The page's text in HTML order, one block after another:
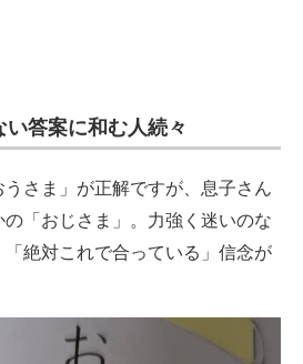
答案に和む人続々
さま」が正解ですが、息子さん
「おじさま」。力強く迷いのな
絶対これで合っている」信念が